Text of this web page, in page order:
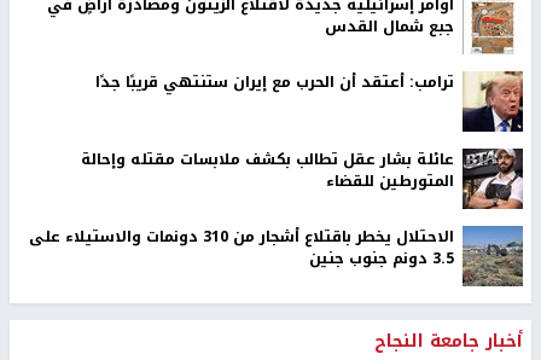
جبع شمال القدس
ترامب: أعتقد أن الحرب مع إيران ستنتهي قريبًا جدًا
عائلة بشار عقل تطالب بكشف ملابسات مقتله وإحالة
المتورطين للقضاء
الاحتلال يخطر باقتلاع أشجار من 310 دونمات والاستيلاء على
3.5 دونم جنوب جنين
أخبار جامعة النجاح